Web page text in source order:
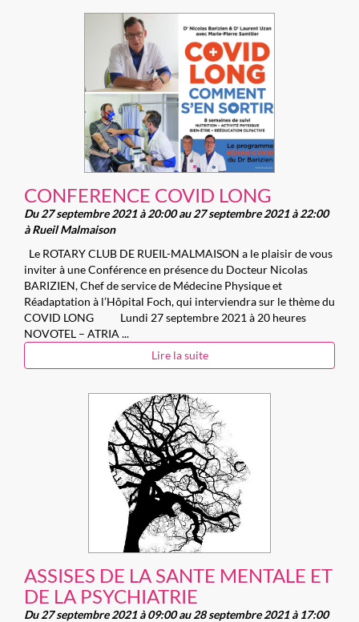
CONFERENCE COVID LONG
Du 27 septembre 2021 à 20:00 au 27 septembre 2021 à 22:00
à Rueil Malmaison
Le ROTARY CLUB DE RUEIL-MALMAISON a le plaisir de vous
inviter à une Conférence en présence du Docteur Nicolas
BARIZIEN, Chef de service de Médecine Physique et
Réadaptation à l’Hôpital Foch, qui interviendra sur le thème du
COVID LONG Lundi 27 septembre 2021 à 20 heures
NOVOTEL – ATRIA ...
Lire la suite
ASSISES DE LA SANTE MENTALE ET
DE LA PSYCHIATRIE
Du 27 septembre 2021 à 09:00 au 28 septembre 2021 à 17:00